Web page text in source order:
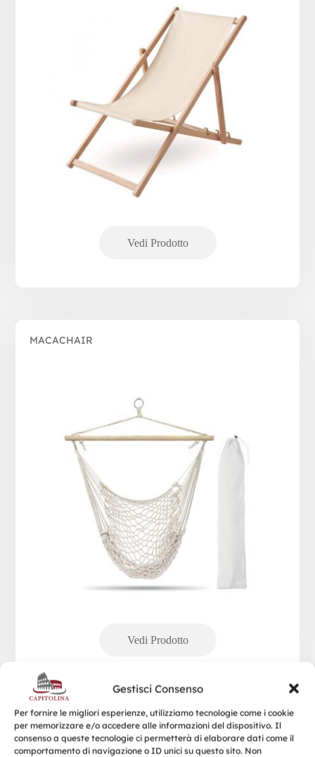
Gestisci Consenso
Per fornire le migliori esperienze, utilizziamo tecnologie come i cookie
per memorizzare e/o accedere alle informazioni del dispositivo. Il
consenso a queste tecnologie ci permetterà di elaborare dati come il
comportamento di navigazione o ID unici su questo sito. Non
MACACHAIR
SLEEPTIGHT